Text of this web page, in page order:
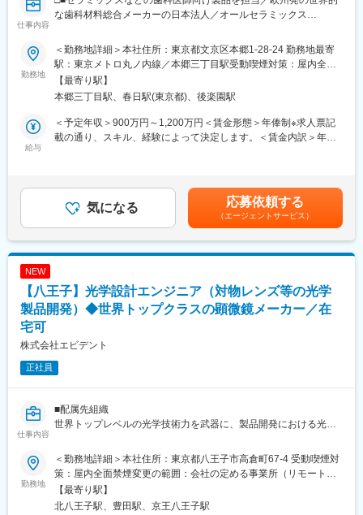
決算時期など繁忙期は残業が発生することもありますが、通常期
■本ポジションの魅力
◯「英語×経理」の専門性を高めることができる
香港本社との英語コミュニケーションもあり。語学力を活かしな
がら、財務・経理実務の経験を積むことができます。
◯総務として、幅広く経験を積むことができる
経理以外の業務も柔軟に対応できる方を求めています。経理経験
は1年ほど、まずは経理以外の業務も経験しながら、経理の専門性
当社は香港に本部を置く、医療機器メーカーです。バックオフィ
スから医療現場を支えているという、社会的価値を実感しながら
働くことができます。
仕事内容
な歯科材料総合メーカーの日本法人／オールセラミックス
あり■□
■概要：
医療×デジタル×プロダクトの知見を活かし、日本市場向けの製品
戦略をリードするマーケティングプロダクトマネージャーを募集
します。
事業成長を推進し、顧客・社内外パートナー・グローバルとの協
働を通じてブランド価値向上と市場拡大を担うポジションです。
担当製品は、セラミックスなどの歯科医師が扱う製品のプロダク
トマネジメントをお任せします。日本市場のニーズを踏まえた商
品選定や、海外製品の導入可否の判断等、裁量権の大きいポジシ
◇ブランド戦略・コミュニケーション施策の企画・推進
◇歯科技工所・ディーラーとの関係構築、販売機会の拡大
■関わる主なステークホルダー：
・グローバルプロダクトチーム
・経営陣
■当社について：
スイスに本社を構える世界的な歯科材料総合メーカーである
Ivoclar Vivadent AGの日本法人として2007年に設立され、業界内
でも評判の高いオールセラミックス「e.max（イーマックス）」
をはじめとした歯科材料・歯科機器を輸入・販売しています。
勤務地
＜勤務地詳細＞本社住所：東京都文京区本郷1-28-24 勤務地最寄
駅：東京メトロ丸ノ内線／本郷三丁目駅受動喫煙対策：屋内全面
禁煙変更の範囲：会社の定める事業所（リモートワーク含む）
【最寄り駅】
本郷三丁目駅、春日駅(東京都)、後楽園駅
給与
＜予定年収＞900万円～1,200万円＜賃金形態＞年俸制※求人票記
載の通り、スキル、経験によって決定します。＜賃金内訳＞年額
夜時間外手当（30時間分）※超過した深夜時間外労働の残業時間
代は追加支給■年俸改定時期：年1回（3月）■インセンティブ制度
あり：別途支給※達成レベル100％で年俸の7%を適用。※入社日に
よりプロレート支払い、または適用無しなどの制限あり。賃金は
あくまでも目安の金額であり、選考を通じて上下する可能性があ
気になる 応募依頼する
（エージェントサービス）
NEW
【八王子】光学設計エンジニア（対物レンズ等の光学
製品開発）◆世界トップクラスの顕微鏡メーカー／在
宅可
株式会社エビデント
正社員
仕事内容
■配属先組織
世界トップレベルの光学技術力を武器に、製品開発における光学
顧客ニーズを的確に捉え、製品価値を最大化する光学技術を生み
出すことに挑戦しています。光学設計にとどまらず、シミュレー
ションや測定・評価手法の開発など、技術の可能性を広げる取り
組みにも積極的に取り組んでいます。
ベテランと若手の垣根なく、設計レビューやブレインストーミン
勤務地
＜勤務地詳細＞本社住所：東京都八王子市高倉町67-4 受動喫煙対
策：屋内全面禁煙変更の範囲：会社の定める事業所（リモートワ
ーク含む）
【最寄り駅】
北八王子駅、豊田駅、京王八王子駅